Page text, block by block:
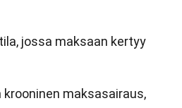
jossa maksaan kertyy
krooninen maksasairaus,